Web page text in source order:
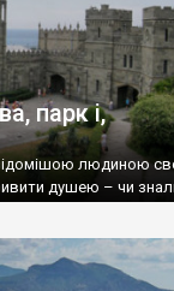
парк і,
людиною
душею – чи